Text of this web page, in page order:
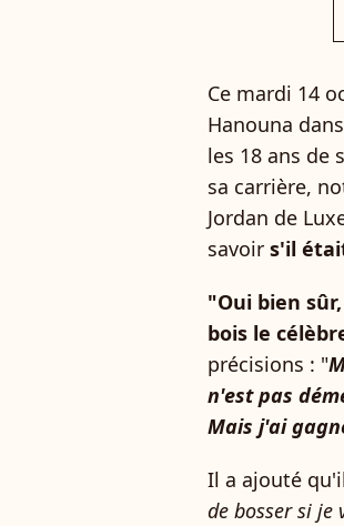
Ce mardi 14
Hanouna dans
les 18 ans de
sa carrière,
Jordan de
savoir s'il
"Oui bien
bois le
précisions : "
n'est pas
Mais j'ai
Il a ajouté
de bosser si je